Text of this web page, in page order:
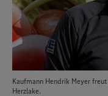
Kaufmann Hendrik Meyer
Herzlake.